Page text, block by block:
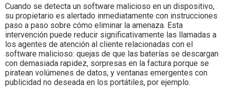
Cuando se detecta un software malicioso en un dispositivo,
su propietario es alertado inmediatamente con instrucciones
paso a paso sobre cómo eliminar la amenaza. Esta
intervención puede reducir significativamente las llamadas a
los agentes de atención al cliente relacionadas con el
software malicioso: quejas de que las baterías se descargan
con demasiada rapidez, sorpresas en la factura porque se
piratean volúmenes de datos, y ventanas emergentes con
publicidad no deseada en los portátiles, por ejemplo.